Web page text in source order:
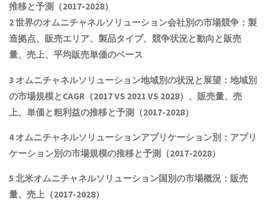
推移と予測 （2017-2028）
2 世界のオムニチャネルソリューション会社別の市場競争：製
造拠点、販売エリア、製品タイプ、競争状況と動向と 販売
量、売上、平均販売単価のベース
3 オムニチャネルソリューション地域別の状況と展望：地域別
の市場規模とCAGR （2017 VS 2021 VS 2028）、販売量、売
上、単価と粗利益の推移と予測（2017-2028）
4 オムニチャネルソリューションアプリケーション別：アプリ
ケーション別の市場規模の推移と予測（2017-2028）
5 北米オムニチャネルソリューション国別の市場概況 ：販売
量、売上（2017-2028）